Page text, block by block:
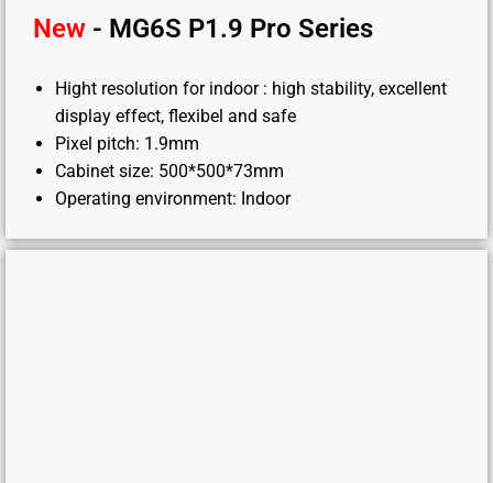
New - MG6S P1.9 Pro Series
Hight resolution for indoor : high stability, excellent
display effect, flexibel and safe
Pixel pitch: 1.9mm
Cabinet size: 500*500*73mm
Operating environment: Indoor